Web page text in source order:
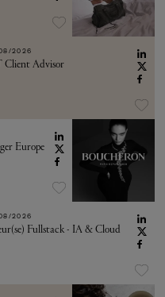
2026
Advisor
Europe
2026
Fullstack - IA & Cloud